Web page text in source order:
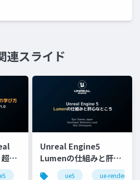
連スライド
初
ue-beginner
Unreal Engine5
Lumenの仕組みと肝心
なところ
ue5 ue-rendering